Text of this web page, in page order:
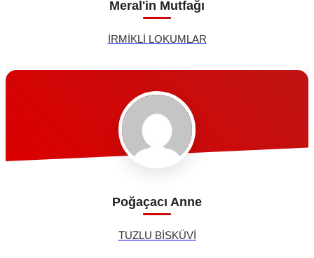
Meral'in Mutfağı
İRMİKLİ LOKUMLAR
Poğaçacı Anne
TUZLU BİSKÜVİ